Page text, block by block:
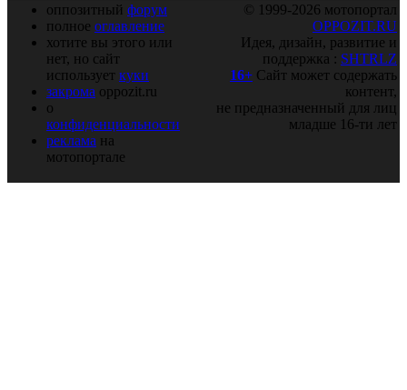
оппозитный форум
полное оглавление
хотите вы этого или
нет, но сайт
использует куки
закрома oppozit.ru
о
конфиденциальности
реклама на
мотопортале
© 1999-2026 мотопортал
OPPOZIT.RU
Идея, дизайн, развитие и
поддержка : SHTRLZ
16+ Сайт может содержать
контент,
не предназначенный для лиц
младше 16-ти лет